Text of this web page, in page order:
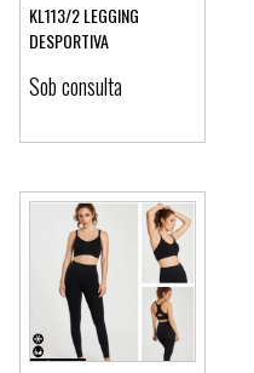
Ver detalhes
KL113/2 LEGGING
DESPORTIVA
Sob consulta